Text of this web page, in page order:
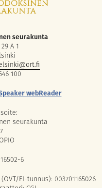
seurakunta
A 1
100
webReader
seurakunta
6
FI-tunnus): 003701165026